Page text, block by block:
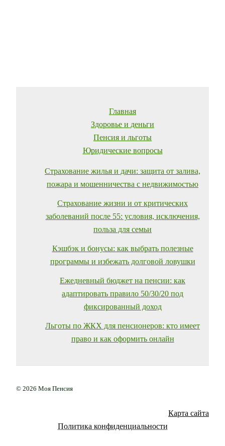
Главная
Здоровье и деньги
Пенсия и льготы
Юридические вопросы
Страхование жилья и дачи: защита от залива,
пожара и мошенничества с недвижимостью
Страхование жизни и от критических
заболеваний после 55: условия, исключения,
польза для семьи
Кэшбэк и бонусы: как выбрать полезные
программы и избежать долговой ловушки
Ежедневный бюджет на пенсии: как
адаптировать правило 50/30/20 под
фиксированный доход
Льготы по ЖКХ для пенсионеров: кто имеет
право и как оформить онлайн
© 2026 Моя Пенсия
Карта сайта
Политика конфиденциальности